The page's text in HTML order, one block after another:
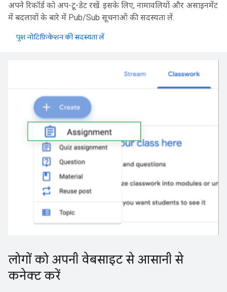
अपने रिकॉर्ड को अप-टू-डेट रखें. इसके लिए, नामावलियों और असाइनमेंट
में बदलावों के बारे में Pub/Sub सूचनाओं की सदस्यता लें.
पुश नोटिफ़िकेशन की सदस्यता लें
लोगों को अपनी वेबसाइट से आसानी से
कनेक्ट करें